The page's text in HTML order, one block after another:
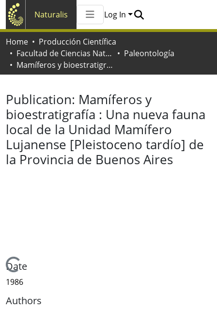
Naturalis
All of Naturalis
Log In
Home
Producción Científica
Facultad de Ciencias Naturales y Museo
Paleontología
Mamíferos y bioestratigrafía : Una nueva fauna local de la Unidad Mamífero Lujanense [Pleistoceno tardío] de la Provincia de Buenos Aires
Publication: Mamíferos y
bioestratigrafía : Una nueva fauna
local de la Unidad Mamífero
Lujanense [Pleistoceno tardío] de
la Provincia de Buenos Aires
Loading...
Date
1986
Authors